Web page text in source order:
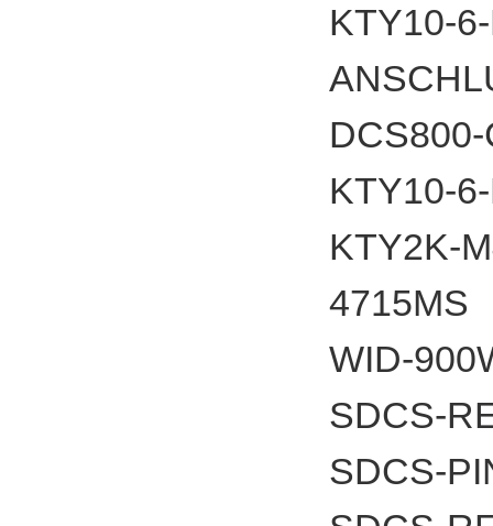
KTY10-
KTY10-
WID-
SDCS-
SDCS-